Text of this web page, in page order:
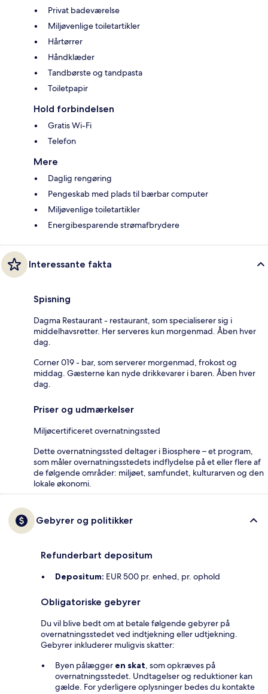
Privat badeværelse
Miljøvenlige toiletartikler
Hårtørrer
Håndklæder
Tandbørste og tandpasta
Toiletpapir
Hold forbindelsen
Gratis Wi-Fi
Telefon
Mere
Daglig rengøring
Pengeskab med plads til bærbar computer
Miljøvenlige toiletartikler
Energibesparende strømafbrydere
Interessante fakta
Spisning
Dagma Restaurant - restaurant, som specialiserer sig i
middelhavsretter. Her serveres kun morgenmad. Åben hver
dag.
Corner 019 - bar, som serverer morgenmad, frokost og
middag. Gæsterne kan nyde drikkevarer i baren. Åben hver
dag.
Priser og udmærkelser
Miljøcertificeret overnatningssted
Dette overnatningssted deltager i Biosphere – et program,
som måler overnatningsstedets indflydelse på et eller flere af
de følgende områder: miljøet, samfundet, kulturarven og den
lokale økonomi.
Gebyrer og politikker
Refunderbart depositum
Depositum: EUR 500 pr. enhed, pr. ophold
Obligatoriske gebyrer
Du vil blive bedt om at betale følgende gebyrer på
overnatningsstedet ved indtjekning eller udtjekning.
Gebyrer inkluderer muligvis skatter:
Byen pålægger en skat, som opkræves på
overnatningsstedet. Undtagelser og reduktioner kan
gælde. For yderligere oplysninger bedes du kontakte